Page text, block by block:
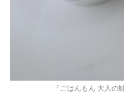
『ごはんもん 大人の